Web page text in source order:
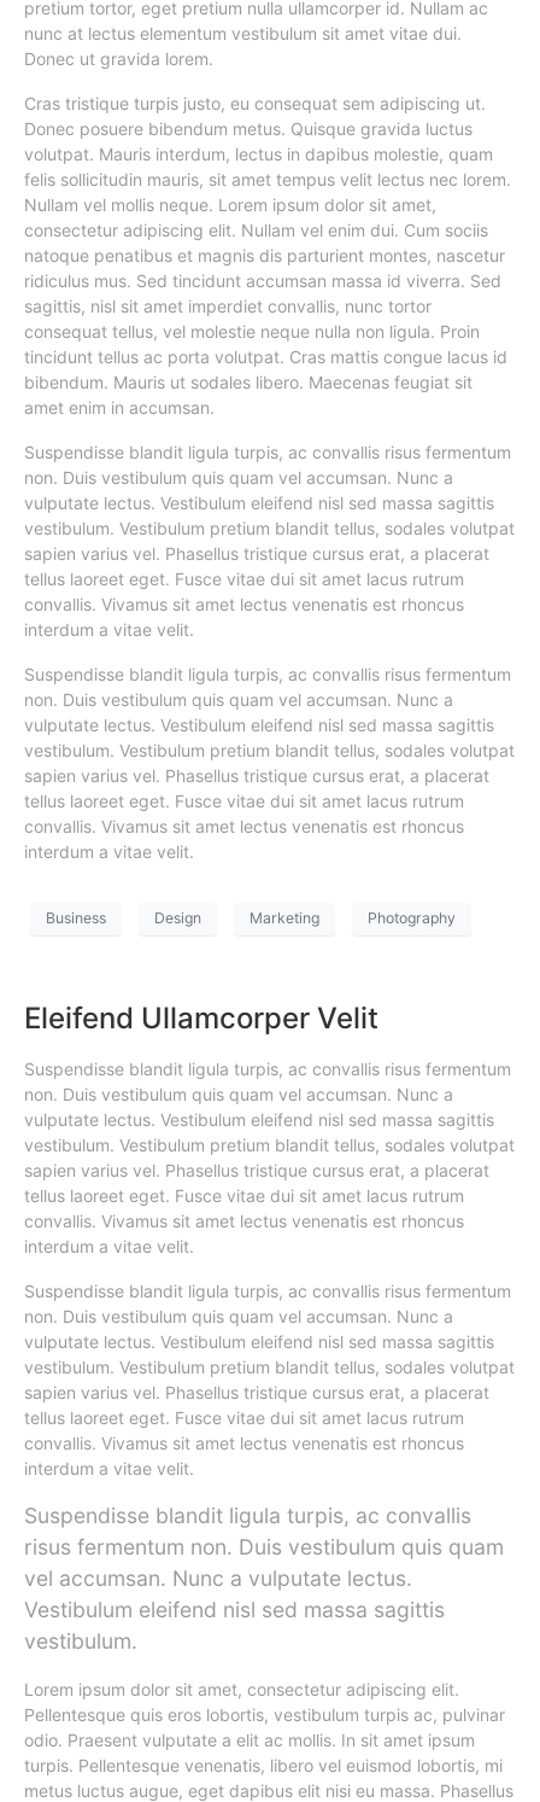
pretium tortor, eget pretium nulla ullamcorper id. Nullam ac
nunc at lectus elementum vestibulum sit amet vitae dui.
Donec ut gravida lorem.
Cras tristique turpis justo, eu consequat sem adipiscing ut.
Donec posuere bibendum metus. Quisque gravida luctus
volutpat. Mauris interdum, lectus in dapibus molestie, quam
felis sollicitudin mauris, sit amet tempus velit lectus nec lorem.
Nullam vel mollis neque. Lorem ipsum dolor sit amet,
consectetur adipiscing elit. Nullam vel enim dui. Cum sociis
natoque penatibus et magnis dis parturient montes, nascetur
ridiculus mus. Sed tincidunt accumsan massa id viverra. Sed
sagittis, nisl sit amet imperdiet convallis, nunc tortor
consequat tellus, vel molestie neque nulla non ligula. Proin
tincidunt tellus ac porta volutpat. Cras mattis congue lacus id
bibendum. Mauris ut sodales libero. Maecenas feugiat sit
amet enim in accumsan.
Suspendisse blandit ligula turpis, ac convallis risus fermentum
non. Duis vestibulum quis quam vel accumsan. Nunc a
vulputate lectus. Vestibulum eleifend nisl sed massa sagittis
vestibulum. Vestibulum pretium blandit tellus, sodales volutpat
sapien varius vel. Phasellus tristique cursus erat, a placerat
tellus laoreet eget. Fusce vitae dui sit amet lacus rutrum
convallis. Vivamus sit amet lectus venenatis est rhoncus
interdum a vitae velit.
Suspendisse blandit ligula turpis, ac convallis risus fermentum
non. Duis vestibulum quis quam vel accumsan. Nunc a
vulputate lectus. Vestibulum eleifend nisl sed massa sagittis
vestibulum. Vestibulum pretium blandit tellus, sodales volutpat
sapien varius vel. Phasellus tristique cursus erat, a placerat
tellus laoreet eget. Fusce vitae dui sit amet lacus rutrum
convallis. Vivamus sit amet lectus venenatis est rhoncus
interdum a vitae velit.
Business Design Marketing Photography
Eleifend Ullamcorper Velit
Suspendisse blandit ligula turpis, ac convallis risus fermentum
non. Duis vestibulum quis quam vel accumsan. Nunc a
vulputate lectus. Vestibulum eleifend nisl sed massa sagittis
vestibulum. Vestibulum pretium blandit tellus, sodales volutpat
sapien varius vel. Phasellus tristique cursus erat, a placerat
tellus laoreet eget. Fusce vitae dui sit amet lacus rutrum
convallis. Vivamus sit amet lectus venenatis est rhoncus
interdum a vitae velit.
Suspendisse blandit ligula turpis, ac convallis risus fermentum
non. Duis vestibulum quis quam vel accumsan. Nunc a
vulputate lectus. Vestibulum eleifend nisl sed massa sagittis
vestibulum. Vestibulum pretium blandit tellus, sodales volutpat
sapien varius vel. Phasellus tristique cursus erat, a placerat
tellus laoreet eget. Fusce vitae dui sit amet lacus rutrum
convallis. Vivamus sit amet lectus venenatis est rhoncus
interdum a vitae velit.
Suspendisse blandit ligula turpis, ac convallis
risus fermentum non. Duis vestibulum quis quam
vel accumsan. Nunc a vulputate lectus.
Vestibulum eleifend nisl sed massa sagittis
vestibulum.
Lorem ipsum dolor sit amet, consectetur adipiscing elit.
Pellentesque quis eros lobortis, vestibulum turpis ac, pulvinar
odio. Praesent vulputate a elit ac mollis. In sit amet ipsum
turpis. Pellentesque venenatis, libero vel euismod lobortis, mi
metus luctus augue, eget dapibus elit nisi eu massa. Phasellus